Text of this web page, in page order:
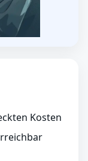
Kosten